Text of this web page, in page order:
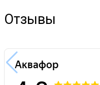
Отзывы